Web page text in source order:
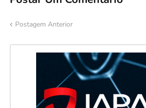
Postagem Anterior